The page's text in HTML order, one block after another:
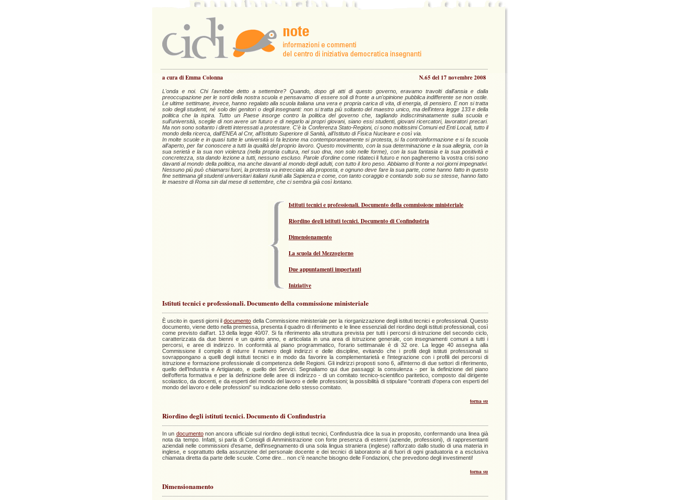
a cura di Emma Colonna N.65 del 17 novembre 2008
L'onda e noi. Chi l'avrebbe detto a settembre? Quando, dopo gli atti di questo governo, eravamo travolti dall'ansia e dalla
preoccupazione per le sorti della nostra scuola e pensavamo di essere soli di fronte a un'opinione pubblica indifferente se non ostile.
Le ultime settimane, invece, hanno regalato alla scuola italiana una vera e propria carica di vita, di energia, di pensiero. E non si tratta
solo degli studenti, né solo dei genitori o degli insegnanti: non si tratta più soltanto del maestro unico, ma dell'intera legge 133 e della
politica che la ispira. Tutto un Paese insorge contro la politica del governo che, tagliando indiscriminatamente sulla scuola e
sull'università, sceglie di non avere un futuro e di negarlo ai propri giovani, siano essi studenti, giovani ricercatori, lavoratori precari.
Ma non sono soltanto i diretti interessati a protestare. C'è la Conferenza Stato-Regioni, ci sono moltissimi Comuni ed Enti Locali, tutto il
mondo della ricerca, dall'ENEA al Cnr, all'Istituto Superiore di Sanità, all'Istituto di Fisica Nucleare e così via.
In molte scuole e in quasi tutte le università si fa lezione ma contemporaneamente si protesta, si fa controinformazione e si fa scuola
all'aperto, per far conoscere a tutti la qualità del proprio lavoro. Questo movimento, con la sua determinazione e la sua allegria, con la
sua serietà e la sua non violenza (nella propria cultura, nel suo dna, non solo nelle forme), con la sua fantasia e la sua positività e
concretezza, sta dando lezione a tutti, nessuno escluso. Parole d'ordine come ridateci il futuroe non pagheremo la vostra crisisono
davanti al mondo della politica, ma anche davanti al mondo degli adulti, con tutto il loro peso. Abbiamo di fronte a noi giorni impegnativi.
Nessuno più può chiamarsi fuori, la protesta va intrecciata alla proposta, e ognuno deve fare la sua parte, come hanno fatto in questo
fine settimana gli studenti universitari italiani riuniti alla Sapienza e come, con tanto coraggio e contando solo su se stesse, hanno fatto
le maestre di Roma sin dal mese di settembre, che ci sembra già così lontano.
Istituti tecnici e professionali. Documento della commissione ministeriale
Riordino degli istituti tecnici. Documento di Confindustria
Dimensionamento
La scuola del Mezzogiorno
Due appuntamenti importanti
Iniziative
Istituti tecnici e professionali. Documento della commissione ministeriale
È uscito in questi giorni ildocumento della Commissione ministeriale per la riorganizzazione degli istituti tecnici e professionali. Questo
documento, viene detto nella premessa, presenta il quadro di riferimento e le linee essenziali del riordino degli istituti professionali, così
come previsto dall'art. 13 della legge 40/07. Si fa riferimento alla struttura prevista per tutti i percorsi di istruzione del secondo ciclo,
caratterizzata da due bienni e un quinto anno, e articolata in una area di istruzione generale, con insegnamenti comuni a tutti i
percorsi, e aree di indirizzo. In conformità al piano programmatico, l'orario settimanale è di 32 ore. La legge 40 assegna alla
Commissione il compito di ridurre il numero degli indirizzi e delle discipline, evitando che i profili degli istituti professionali si
sovrappongano a quelli degli istituti tecnici e in modo da favorire la complementarietà e l'integrazione con i profili dei percorsi di
istruzione e formazione professionale di competenza delle Regioni. Gli indirizzi proposti sono 6, all'interno di due settori di riferimento,
quello dell'Industria e Artigianato, e quello dei Servizi. Segnaliamo qui due passaggi: la consulenza - per la definizione del piano
dell'offerta formativa e per la definizione delle aree di indirizzo - di un comitato tecnico-scientifico paritetico, composto dal dirigente
scolastico, da docenti, e da esperti del mondo del lavoro e delle professioni; la possibilità di stipulare "contratti d'opera con esperti del
mondo del lavoro e delle professioni" su indicazione dello stesso comitato.
torna su
Riordino degli istituti tecnici. Documento di Confindustria
In un documentonon ancora ufficiale sul riordino degli istituti tecnici, Confindustria dice la sua in proposito, confermando una linea già
nota da tempo. Infatti, si parla di Consigli di Amministrazione con forte presenza di esterni (aziende, professioni), di rappresentanti
aziendali nelle commissioni d'esame, dell'insegnamento di una sola lingua straniera (inglese) rafforzato dallo studio di una materia in
inglese, e soprattutto della assunzione del personale docente e dei tecnici di laboratorio al di fuori di ogni graduatoria e a esclusiva
chiamata diretta da parte delle scuole. Come dire... non c'è neanche bisogno delle Fondazioni, che prevedono degli investimenti!
torna su
Dimensionamento